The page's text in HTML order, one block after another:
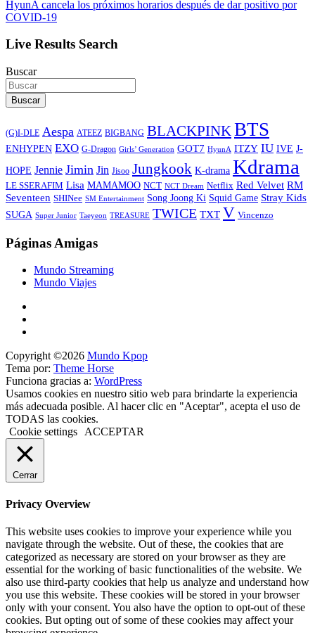
HyunA cancela los próximos horarios después de dar positivo por
COVID-19
Live Results Search
Buscar
Buscar
(G)I-DLE Aespa ATEEZ BIGBANG BLACKPINKBTS
ENHYPEN EXO G-Dragon Girls’ Generation GOT7 HyunA ITZY IU IVE J-
HOPE Jennie Jimin Jin Jisoo Jungkook K-drama Kdrama
LE SSERAFIM Lisa MAMAMOO NCT NCT Dream Netflix Red Velvet RM
Seventeen SHINee SM Entertainment Song Joong Ki Squid Game Stray Kids
SUGA Super Junior Taeyeon TREASURE TWICE TXT V Vincenzo
Páginas Amigas
Mundo Streaming
Mundo Viajes
Copyright ©2026 Mundo Kpop
Tema por: Theme Horse
Funciona gracias a: WordPress
Usamos cookies en nuestro sitio web para brindarte la experiencia
más adecuada posible. Al hacer clic en "Aceptar", acepta el uso de
TODAS las cookies.
Cookie settings
ACCEPTAR
Cerrar
Privacy Overview
This website uses cookies to improve your experience while you
navigate through the website. Out of these, the cookies that are
categorized as necessary are stored on your browser as they are
essential for the working of basic functionalities of the website. We
also use third-party cookies that help us analyze and understand how
you use this website. These cookies will be stored in your browser
only with your consent. You also have the option to opt-out of these
cookies. But opting out of some of these cookies may affect your